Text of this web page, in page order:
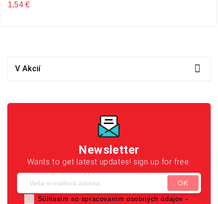
1,54 €
V Akcií 
Newsletter
Wants to get latest updates! sign up for free.
Súhlasím so spracovaním osobných údajov -